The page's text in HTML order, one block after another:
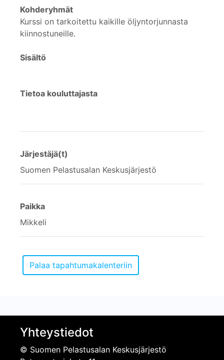
Kohderyhmät
Kurssi on tarkoitettu kaikille öljyntorjunnasta
kiinnostuneille.
Sisältö
Tietoa kouluttajasta
Järjestäjä(t)
Suomen Pelastusalan Keskusjärjestö
Paikka
Mikkeli
Yhteystiedot
© Suomen Pelastusalan Keskusjärjestö